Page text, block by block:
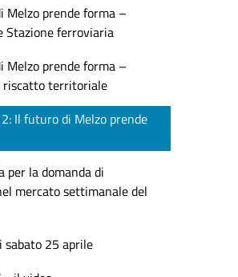
Melzo prende forma –
Stazione ferroviaria
Melzo prende forma –
riscatto territoriale
2: Il futuro di Melzo prende
per la domanda di
mercato settimanale del
25 aprile